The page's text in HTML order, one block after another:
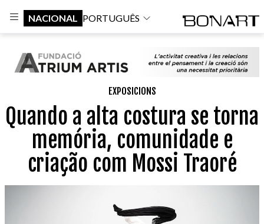
NACIONAL PORTUGUÊS
EXPOSICIONS
Quando a alta costura se torna
memória, comunidade e
criação com Mossi Traoré